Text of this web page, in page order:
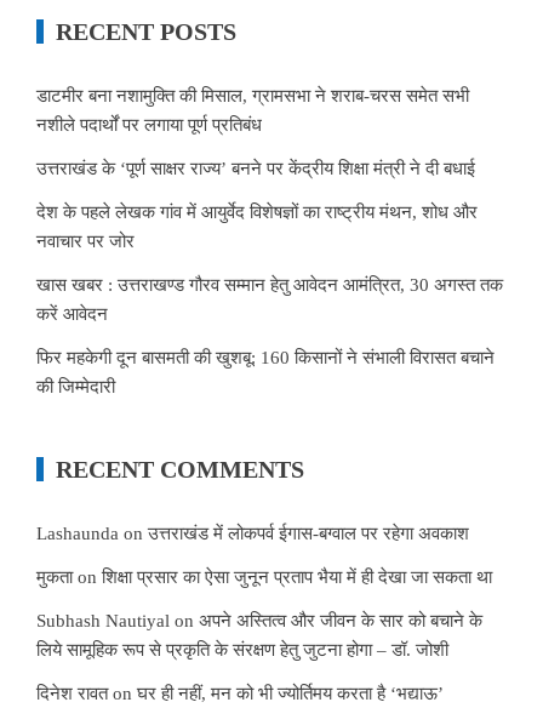
RECENT POSTS
डाटमीर बना नशामुक्ति की मिसाल, ग्रामसभा ने शराब-चरस समेत सभी
नशीले पदार्थों पर लगाया पूर्ण प्रतिबंध
उत्तराखंड के ‘पूर्ण साक्षर राज्य’ बनने पर केंद्रीय शिक्षा मंत्री ने दी बधाई
देश के पहले लेखक गांव में आयुर्वेद विशेषज्ञों का राष्ट्रीय मंथन, शोध और
नवाचार पर जोर
खास खबर : उत्तराखण्ड गौरव सम्मान हेतु आवेदन आमंत्रित, 30 अगस्त तक
करें आवेदन
फिर महकेगी दून बासमती की खुशबू: 160 किसानों ने संभाली विरासत बचाने
की जिम्मेदारी
RECENT COMMENTS
Lashaunda onउत्तराखंड में लोकपर्व ईगास-बग्वाल पर रहेगा अवकाश
मुकताonशिक्षा प्रसार का ऐसा जुनून प्रताप भैया में ही देखा जा सकता था
Subhash Nautiyal on अपने अस्तित्व और जीवन के सार को बचाने के
लिये सामूहिक रूप से प्रकृति के संरक्षण हेतु जुटना होगा – डॉ. जोशी
दिनेश रावतonघर ही नहीं, मन को भी ज्योर्तिमय करता है ‘भद्याऊ’